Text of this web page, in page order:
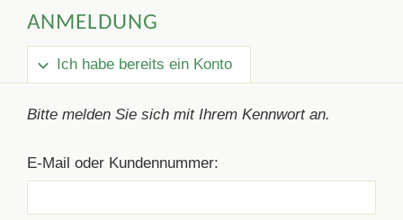
ANMELDUNG
Ich habe bereits ein Konto
Bitte melden Sie sich mit Ihrem Kennwort an.
E-Mail oder Kundennummer: